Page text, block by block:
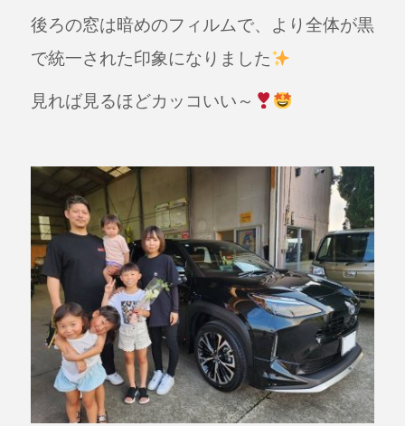
後ろの窓は暗めのフィルムで、より全体が黒
で統一された印象になりました
見れば見るほどカッコいい～